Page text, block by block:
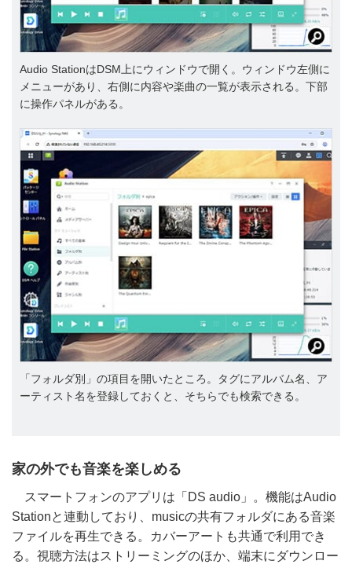
Audio StationはDSM上にウィンドウで開く。ウィンドウ左側に
メニューがあり、右側に内容や楽曲の一覧が表示される。下部
に操作パネルがある。
「フォルダ別」の項目を開いたところ。タグにアルバム名、ア
ーティスト名を登録しておくと、そちらでも検索できる。
家の外でも音楽を楽しめる
スマートフォンのアプリは「DS audio」。機能はAudio
Stationと連動しており、musicの共有フォルダにある音楽
ファイルを再生できる。カバーアートも共通で利用でき
る。視聴方法はストリーミングのほか、端末にダウンロー